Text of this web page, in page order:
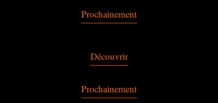
Prochainement
Découvrir
Prochainement